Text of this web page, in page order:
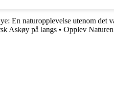
En naturopplevelse utenom det
Askøy på langs • Opplev